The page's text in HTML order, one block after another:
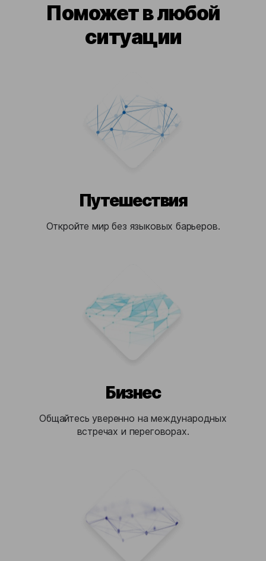
Поможет в любой
ситуации
Путешествия
Откройте мир без языковых барьеров.
Бизнес
Общайтесь уверенно на международных
встречах и переговорах.